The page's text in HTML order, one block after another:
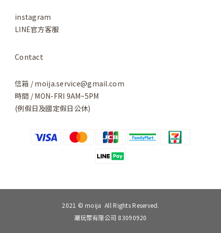
instagram
LINE官方客服
Contact
信箱 / moija.service@gmail.com
時間 / MON-FRI 9AM~5PM
(例假日及國定假日公休)
2021 © moija All Rights Reserved.
潮玩聚有限公司 83090920